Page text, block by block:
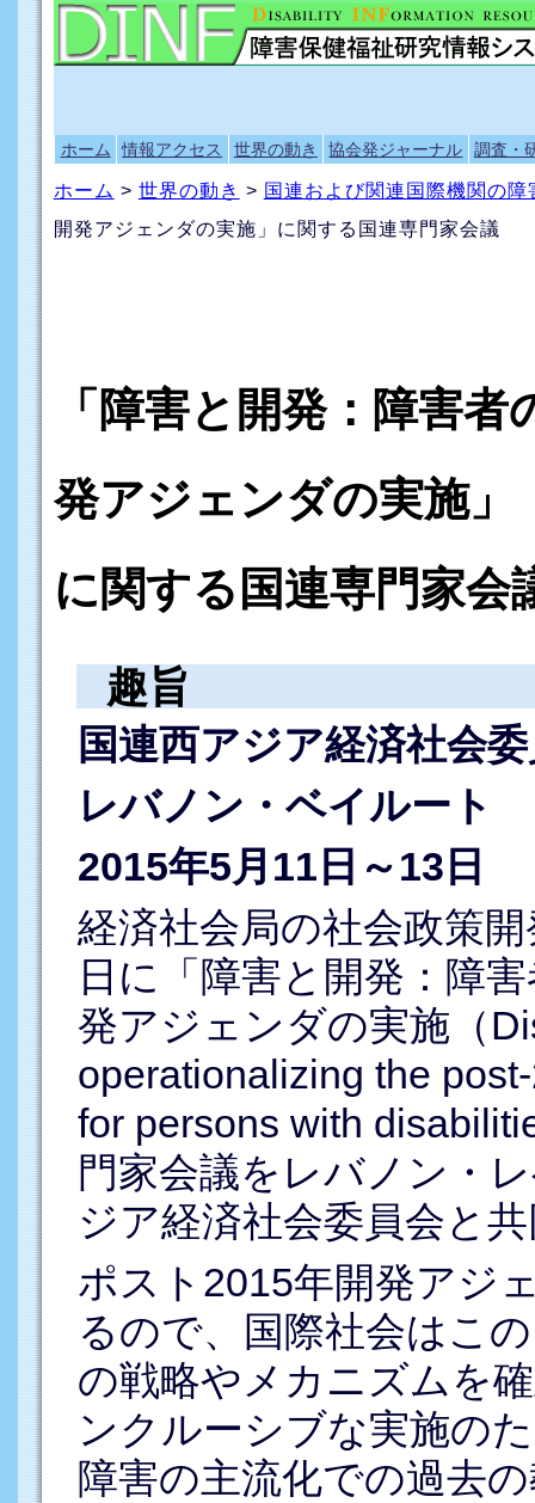
ホーム 情報アクセス 世界の動き 協会発ジャーナル 調査・
ホーム > 世界の動き > 国連および関連国際機関の
開発アジェンダの実施」に関する国連専門家会議
「障害と開発：障害
発アジェンダの実施」
に関する国連専門家会
趣旨
国連西アジア経済社会
レバノン・ベイルート
2015年5月11日～13日
経済社会局の社会政策
日に「障害と開発：障
発アジェンダの実施（
operationalizing the
for persons with
門家会議をレバノン・
ジア経済社会委員会と
ポスト2015年開発アジ
るので、国際社会はこ
の戦略やメカニズムを
ンクルーシブな実施の
障害の主流化での過去